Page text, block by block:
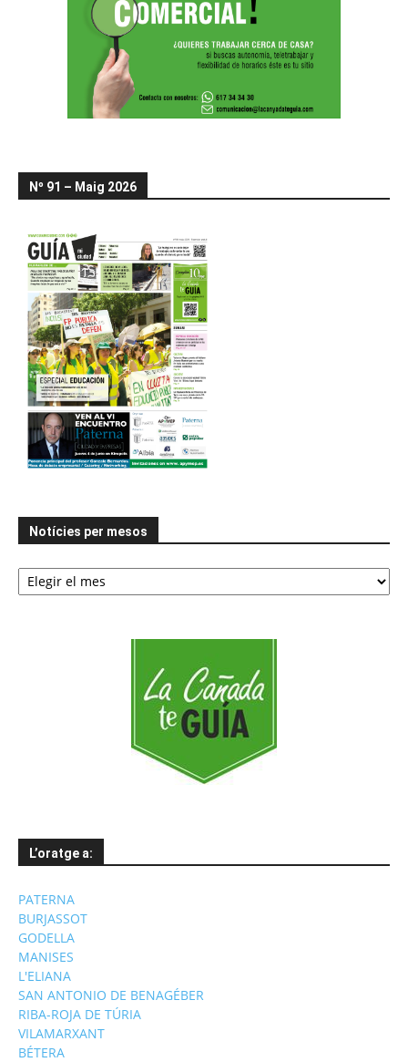
Nº 91 – Maig 2026
Notícies per mesos
Notícies
per
L’oratge a:
PATERNA
BURJASSOT
GODELLA
MANISES
L'ELIANA
SAN ANTONIO DE BENAGÉBER
RIBA-ROJA DE TÚRIA
VILAMARXANT
BÉTERA